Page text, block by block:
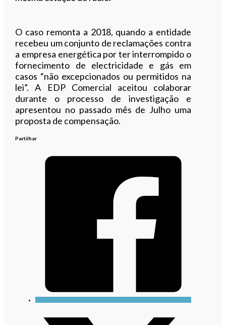
O caso remonta a 2018, quando a entidade
recebeu um conjunto de reclamações contra
a empresa energética por ter interrompido o
fornecimento de electricidade e gás em
casos “não excepcionados ou permitidos na
lei”. A EDP Comercial aceitou colaborar
durante o processo de investigação e
apresentou no passado mês de Julho uma
proposta de compensação.
Partilhar